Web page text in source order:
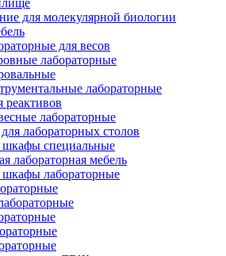
для молекулярной биологии
для весов
лабораторные
лабораторные
лабораторные
лабораторных столов
специальные
лабораторная мебель
лабораторные